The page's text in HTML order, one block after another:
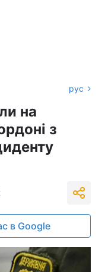
рус
на
з
в Google